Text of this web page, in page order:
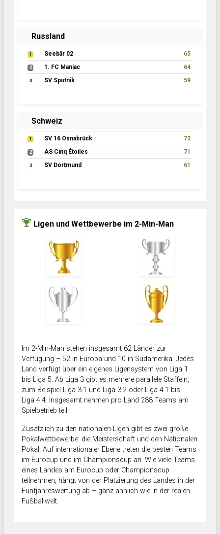
Russland
1 Seebär 02 65
2 1. FC Maniac 64
3 SV Sputnik 59
Schweiz
1 SV 16 Osnabrück 72
2 AS Cinq Étoiles 71
3 SV Dortmund 61
Ligen und Wettbewerbe im 2-Min-Man
Im 2-Min-Man stehen insgesamt 62 Länder zur
Verfügung – 52 in Europa und 10 in Südamerika. Jedes
Land verfügt über ein eigenes Ligensystem von Liga 1
bis Liga 5. Ab Liga 3 gibt es mehrere parallele Staffeln,
zum Beispiel Liga 3.1 und Liga 3.2 oder Liga 4.1 bis
Liga 4.4. Insgesamt nehmen pro Land 288 Teams am
Spielbetrieb teil.
Zusätzlich zu den nationalen Ligen gibt es zwei große
Pokalwettbewerbe: die Meisterschaft und den Nationalen
Pokal. Auf internationaler Ebene treten die besten Teams
im Eurocup und im Championscup an. Wie viele Teams
eines Landes am Eurocup oder Championscup
teilnehmen, hängt von der Platzierung des Landes in der
Fünfjahreswertung ab – ganz ähnlich wie in der realen
Fußballwelt.